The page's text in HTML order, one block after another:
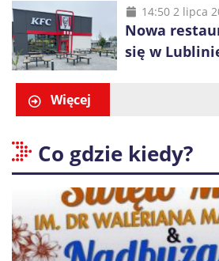
14:50 2 lipca
Nowa
się w
Więcej
Co gdzie kiedy?